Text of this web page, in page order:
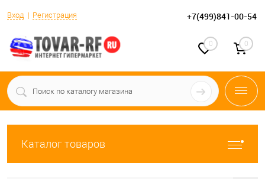
Вход Регистрация +7(499)841-00-54
0 0
Каталог товаров